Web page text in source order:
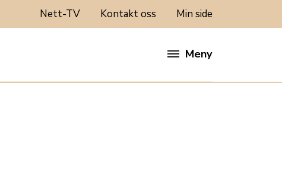
Nett-TV Kontakt oss Min side
Meny